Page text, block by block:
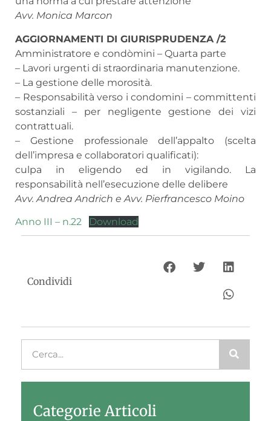
Avv. Monica Marcon
AGGIORNAMENTI DI GIURISPRUDENZA /2
Amministratore e condòmini – Quarta parte
– Lavori urgenti di straordinaria manutenzione.
– La gestione delle morosità.
– Responsabilità verso i condomini – committenti
sostanziali – per negligente gestione dei vizi
contrattuali.
– Gestione professionale dell’appalto (scelta
dell’impresa e collaboratori qualificati):
culpa in eligendo ed in vigilando. La
responsabilità nell’esecuzione delle delibere
Avv. Andrea Andrich e Avv. Pierfrancesco Moino
Anno III – n.22 Download
Condividi
Categorie Articoli